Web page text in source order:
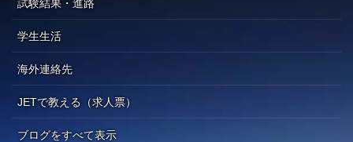
試験結果・進路
学生生活
海外連絡先
JETで教える（求人票）
ブログをすべて表示